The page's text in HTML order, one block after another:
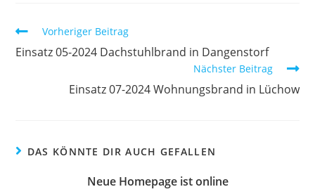
Vorheriger Beitrag
Einsatz 05-2024 Dachstuhlbrand in Dangenstorf
Nächster Beitrag
Einsatz 07-2024 Wohnungsbrand in Lüchow
DAS KÖNNTE DIR AUCH GEFALLEN
Neue Homepage ist online